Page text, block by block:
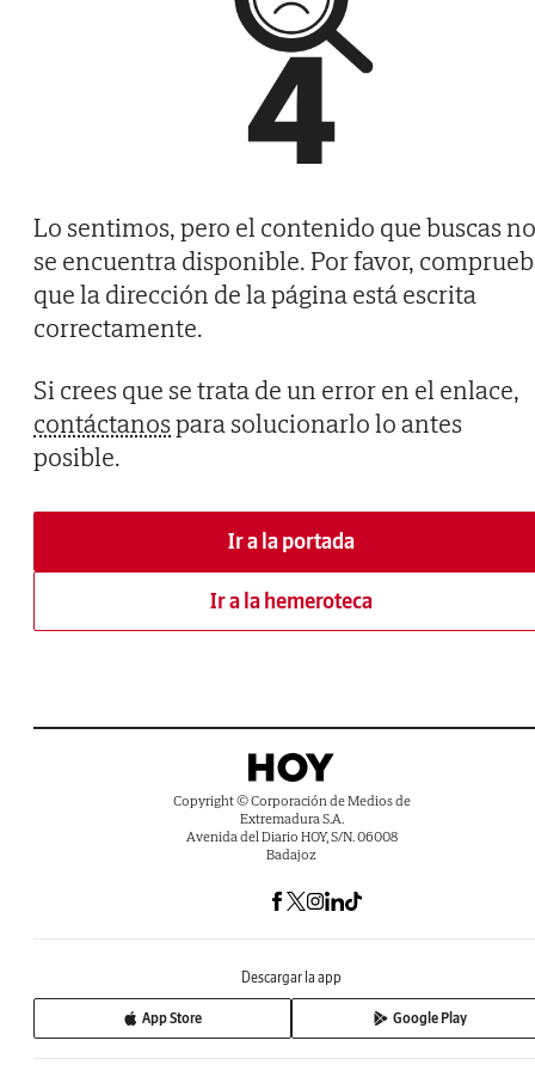
Lo sentimos, pero el contenido que buscas no
se encuentra disponible. Por favor,
que la dirección de la página está escrita
correctamente.
Si crees que se trata de un error en el enlace,
contáctanospara solucionarlo lo antes
posible.
Ir a la portada
Ir a la hemeroteca
Copyright © Corporación de Medios de
Extremadura S.A.
Avenida del Diario HOY, S/N. 06008
Badajoz
Descargar la app
App Store Google Play